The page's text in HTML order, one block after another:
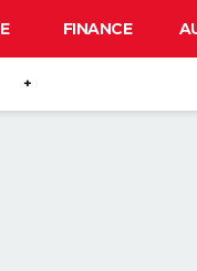
FINANCE
+